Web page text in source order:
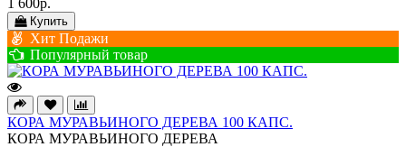
Купить
Хит Подажи
Популярный товар
КОРА МУРАВЬИНОГО ДЕРЕВА 100 КАПС.
КОРА МУРАВЬИНОГО ДЕРЕВА